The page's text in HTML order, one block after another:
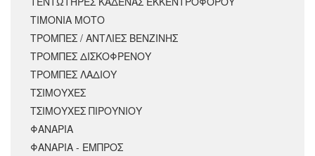
ΤΙΜΟΝΙΑ ΜΟΤΟ
ΤΡΟΜΠΕΣ / ΑΝΤΛΙΕΣ ΒΕΝΖΙΝΗΣ
ΤΡΟΜΠΕΣ ΔΙΣΚΟΦΡΕΝΟΥ
ΤΡΟΜΠΕΣ ΛΑΔΙΟΥ
ΤΣΙΜΟΥΧΕΣ
ΤΣΙΜΟΥΧΕΣ ΠΙΡΟΥΝΙΟΥ
ΦΑΝΑΡΙΑ
ΦΑΝΑΡΙΑ - ΕΜΠΡΟΣ